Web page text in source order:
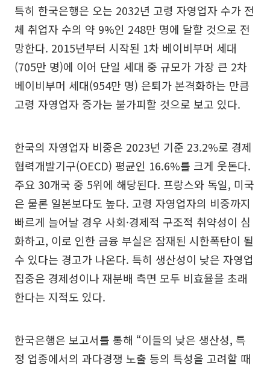
특히 한국은행은 오는 2032년 고령 자영업자 수가 전
체 취업자 수의 약 9%인 248만 명에 달할 것으로 전
망한다. 2015년부터 시작된 1차 베이비부머 세대
(705만 명)에 이어 단일 세대 중 규모가 가장 큰 2차
베이비부머 세대(954만 명) 은퇴가 본격화하는 만큼
고령 자영업자 증가는 불가피할 것으로 보고 있다.
한국의 자영업자 비중은 2023년 기준 23.2%로 경제
협력개발기구(OECD) 평균인 16.6%를 크게 웃돈다.
주요 30개국 중 5위에 해당된다. 프랑스와 독일, 미국
은 물론 일본보다도 높다. 고령 자영업자의 비중까지
빠르게 늘어날 경우 사회·경제적 구조적 취약성이 심
화하고, 이로 인한 금융 부실은 잠재된 시한폭탄이 될
수 있다는 경고가 나온다. 특히 생산성이 낮은 자영업
집중은 경제성이나 재분배 측면 모두 비효율을 초래
한다는 지적도 있다.
한국은행은 보고서를 통해 “이들의 낮은 생산성, 특
정 업종에서의 과다경쟁 노출 등의 특성을 고려할 때